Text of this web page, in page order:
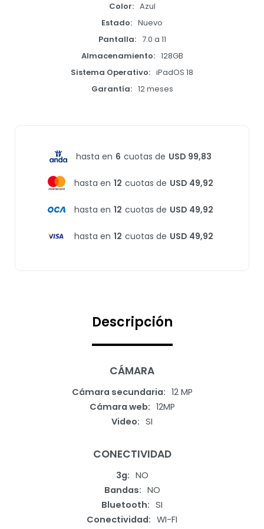
Color
Azul
Estado
Nuevo
Pantalla
7.0 a 11
Almacenamiento
128GB
Sistema Operativo
iPadOS 18
Garantía
12 meses
hasta en 6 cuotas de USD 99,83
hasta en 12 cuotas de USD 49,92
hasta en 12 cuotas de USD 49,92
hasta en 12 cuotas de USD 49,92
Descripción
CÁMARA
Cámara secundaria
12 MP
Cámara web
12MP
Video
SI
CONECTIVIDAD
3g
NO
Bandas
NO
Bluetooth
SI
Conectividad
WI-FI